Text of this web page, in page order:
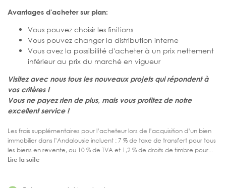
Avantages d'acheter sur plan:
Vous pouvez choisir les finitions
Vous pouvez changer la distribution interne
Vous avez la possibilité d'acheter à un prix nettement
inférieur au prix du marché en vigueur
Visitez avec nous tous les nouveaux projets qui répondent à
vos critères !
Vous ne payez rien de plus, mais vous profitez de notre
excellent service !
Les frais supplémentaires pour l’acheteur lors de l’acquisition d’un bien
immobilier dans l’Andalousie incluent : 7 % de taxe de transfert pour tous
les biens en revente, ou 10 % de TVA et 1,2 % de droits de timbre pour...
Lire la suite